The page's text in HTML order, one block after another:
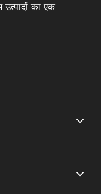
उत्पादों का एक